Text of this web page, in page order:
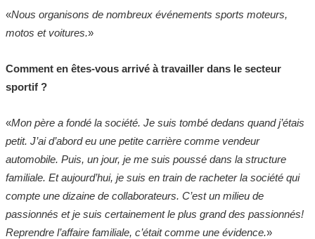
«Nous organisons de nombreux événements sports moteurs,
motos et voitures.»
Comment en êtes-vous arrivé à travailler dans le secteur
sportif ?
«Mon père a fondé la société. Je suis tombé dedans quand j’étais
petit. J’ai d’abord eu une petite carrière comme vendeur
automobile. Puis, un jour, je me suis poussé dans la structure
familiale. Et aujourd’hui, je suis en train de racheter la société qui
compte une dizaine de collaborateurs. C’est un milieu de
passionnés et je suis certainement le plus grand des passionnés!
Reprendre l’affaire familiale, c’était comme une évidence.»